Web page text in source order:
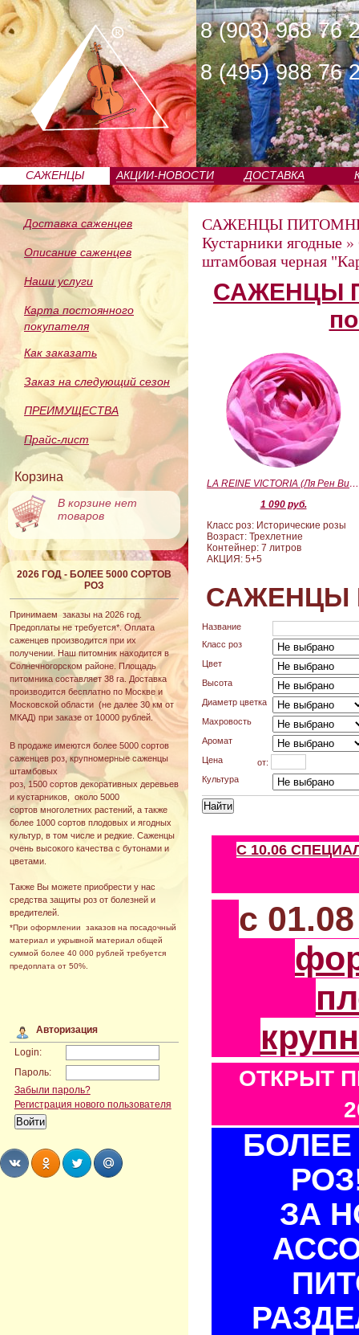
8 (903) 968 76
8 (495) 988 76
САЖЕНЦЫ
ПИТОМНИКА
АКЦИИ-НОВОСТИ ДОСТАВКА
Доставка саженцев
Описание саженцев
Наши услуги
Карта постоянного
покупателя
Как заказать
Заказ на следующий сезон
ПРЕИМУЩЕСТВА
Прайс-лист
Корзина
В корзине нет
товаров
2026 ГОД - БОЛЕЕ 5000 СОРТОВ
РОЗ
Принимаем заказы на 2026 год.
Предоплаты не требуется*. Оплата
саженцев производится при их
получении. Наш питомник находится в
Солнечногорском районе. Площадь
питомника составляет 38 га. Доставка
производится бесплатно по Москве и
Московской области (не далее 30 км от
МКАД) при заказе от 10000 рублей.
В продаже имеются более 5000 сортов
саженцев роз, крупномерные саженцы
штамбовых
роз, 1500 сортов декоративных деревьев
и кустарников, около 5000
сортов многолетних растений, а также
более 1000 сортов плодовых и ягодных
культур, в том числе и редкие. Саженцы
очень высокого качества с бутонами и
цветами.
Также Вы можете приобрести у нас
средства защиты роз от болезней и
вредителей.
*При оформлении заказов на посадочный
материал и укрывной материал общей
суммой более 40 000 рублей требуется
предоплата от 50%.
Авторизация
Login:
Пароль:
Забыли пароль?
Регистрация нового пользователя
САЖЕНЦЫ
Кустарники ягодные »
штамбовая черная
САЖЕНЦЫ
LA REINE VICTORIA (Ля Рен Виктория)
1 090 руб.
Класс роз: Исторические розы
Возраст: Трехлетние
Контейнер: 7 литров
АКЦИЯ: 5+5
САЖЕНЦЫ
Название
Класс роз
Цвет
Высота
Диаметр цветка
Махровость
Аромат
Цена
от:
Культура
С 10.06
с
ОТКРЫТ
БОЛЕЕ
ЗА